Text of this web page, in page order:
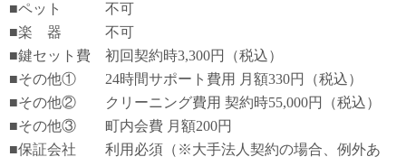
■ペット 不可
■楽 器 不可
■鍵セット費 初回契約時3,300円（税込）
■その他① 24時間サポート費用 月額330円（税込）
■その他② クリーニング費用 契約時55,000円（税込）
■その他③ 町内会費 月額200円
■保証会社 利用必須（※大手法人契約の場合、例外あ